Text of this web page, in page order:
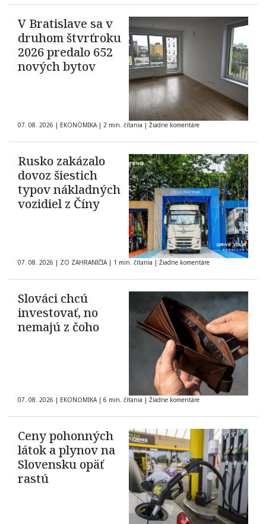
V Bratislave sa v
druhom štvrťroku
2026 predalo 652
nových bytov
07. 08. 2026 | EKONOMIKA | 2 min. čítania | Žiadne komentáre
Rusko zakázalo
dovoz šiestich
typov nákladných
vozidiel z Číny
07. 08. 2026 | ZO ZAHRANIČIA | 1 min. čítania | Žiadne komentáre
Slováci chcú
investovať, no
nemajú z čoho
07. 08. 2026 | EKONOMIKA | 6 min. čítania | Žiadne komentáre
Ceny pohonných
látok a plynov na
Slovensku opäť
rastú